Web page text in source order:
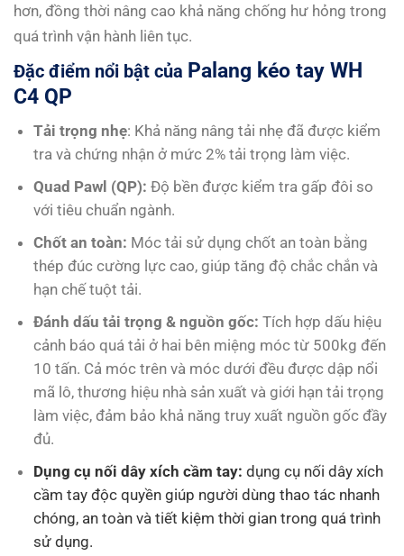
hơn, đồng thời nâng cao khả năng chống hư hỏng trong
quá trình vận hành liên tục.
Đặc điểm nổi bật của Palang kéo tay WH
C4 QP
Tải trọng nhẹ: Khả năng nâng tải nhẹ đã được kiểm
tra và chứng nhận ở mức 2% tải trọng làm việc.
Quad Pawl (QP): Độ bền được kiểm tra gấp đôi so
với tiêu chuẩn ngành.
Chốt an toàn: Móc tải sử dụng chốt an toàn bằng
thép đúc cường lực cao, giúp tăng độ chắc chắn và
hạn chế tuột tải.
Đánh dấu tải trọng & nguồn gốc: Tích hợp dấu hiệu
cảnh báo quá tải ở hai bên miệng móc từ 500kg đến
10 tấn. Cả móc trên và móc dưới đều được dập nổi
mã lô, thương hiệu nhà sản xuất và giới hạn tải trọng
làm việc, đảm bảo khả năng truy xuất nguồn gốc đầy
đủ.
Dụng cụ nối dây xích cầm tay: dụng cụ nối dây xích
cầm tay độc quyền giúp người dùng thao tác nhanh
chóng, an toàn và tiết kiệm thời gian trong quá trình
sử dụng.